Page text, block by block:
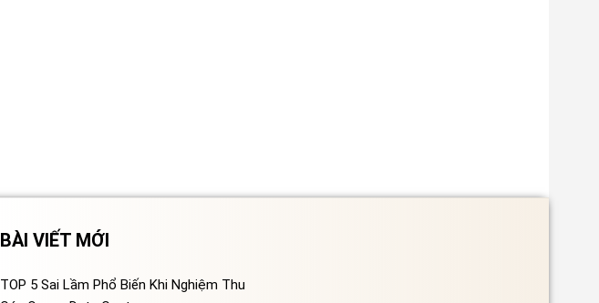
BÀI VIẾT MỚI
TOP 5 Sai Lầm Phổ Biến Khi Nghiệm Thu